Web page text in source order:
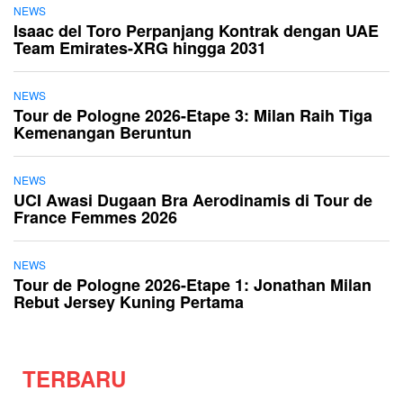
NEWS
Isaac del Toro Perpanjang Kontrak dengan UAE
Team Emirates-XRG hingga 2031
NEWS
Tour de Pologne 2026-Etape 3: Milan Raih Tiga
Kemenangan Beruntun
NEWS
UCI Awasi Dugaan Bra Aerodinamis di Tour de
France Femmes 2026
NEWS
Tour de Pologne 2026-Etape 1: Jonathan Milan
Rebut Jersey Kuning Pertama
TERBARU